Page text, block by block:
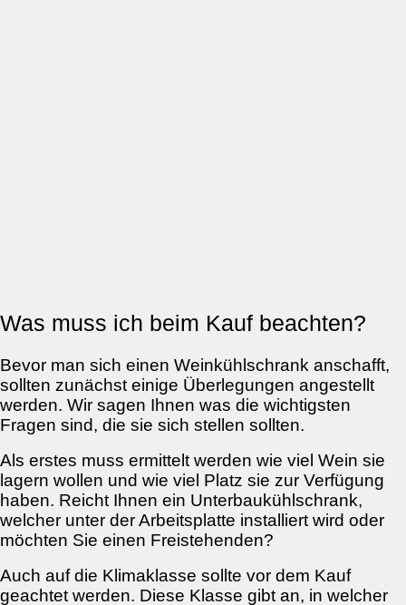
Was muss ich beim Kauf beachten?
Bevor man sich einen Weinkühlschrank anschafft,
sollten zunächst einige Überlegungen angestellt
werden. Wir sagen Ihnen was die wichtigsten
Fragen sind, die sie sich stellen sollten.
Als erstes muss ermittelt werden wie viel Wein sie
lagern wollen und wie viel Platz sie zur Verfügung
haben. Reicht Ihnen ein Unterbaukühlschrank,
welcher unter der Arbeitsplatte installiert wird oder
möchten Sie einen Freistehenden?
Auch auf die Klimaklasse sollte vor dem Kauf
geachtet werden. Diese Klasse gibt an, in welcher